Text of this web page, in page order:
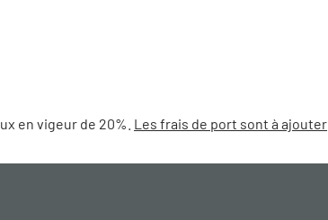
en vigeur de 20%. Les frais de port sont à ajouter